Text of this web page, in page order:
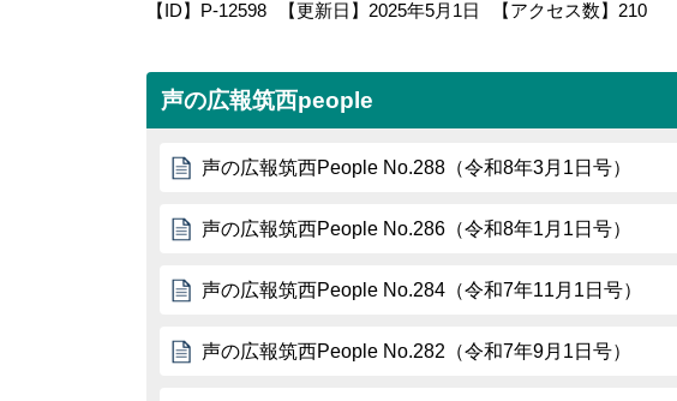
【ID】 P-12598 【更新日】 2025年5月1日 【アクセス数】 210
声の広報筑西people
声の広報筑西People No.288（令和8年3月1日号）
声の広報筑西People No.286（令和8年1月1日号）
声の広報筑西People No.284（令和7年11月1日号）
声の広報筑西People No.282（令和7年9月1日号）